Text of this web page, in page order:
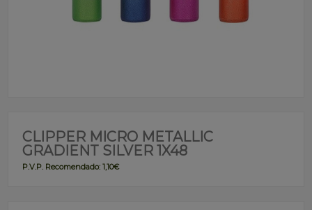
CLIPPER MICRO METALLIC
GRADIENT SILVER 1X48
P.V.P. Recomendado: 1,10€